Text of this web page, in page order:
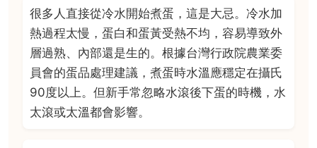
很多人直接從冷水開始煮蛋，這是大忌。冷水加
熱過程太慢，蛋白和蛋黃受熱不均，容易導致外
層過熟、內部還是生的。根據台灣行政院農業委
員會的蛋品處理建議，煮蛋時水溫應穩定在攝氏
90度以上。但新手常忽略水滾後下蛋的時機，水
太滾或太溫都會影響。